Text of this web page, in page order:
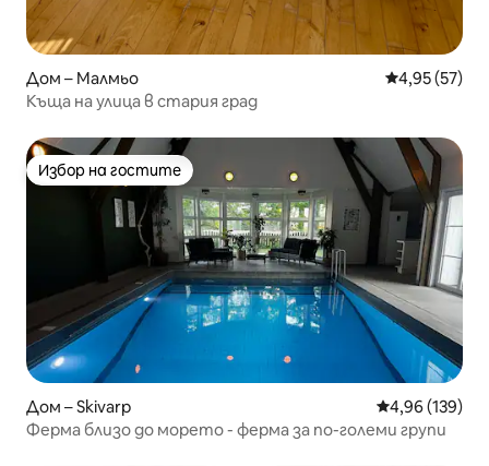
Дом – Малмьо Средна
4,95 (57)
Къща на улица в стария град
Избор на гостите
Избор на гостите
Дом – Skivarp Средна
4,96 (139)
Ферма близо до морето - ферма за по-големи групи